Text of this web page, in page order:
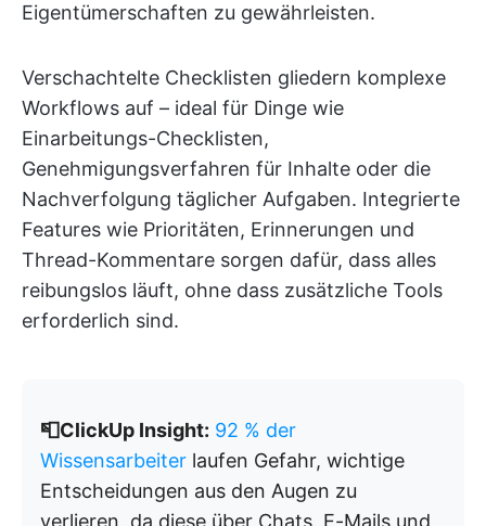
Eigentümerschaften zu gewährleisten.
Verschachtelte Checklisten gliedern komplexe
Workflows auf – ideal für Dinge wie
Einarbeitungs-Checklisten,
Genehmigungsverfahren für Inhalte oder die
Nachverfolgung täglicher Aufgaben. Integrierte
Features wie Prioritäten, Erinnerungen und
Thread-Kommentare sorgen dafür, dass alles
reibungslos läuft, ohne dass zusätzliche Tools
erforderlich sind.
📮ClickUp Insight: 92 % der
Wissensarbeiter laufen Gefahr, wichtige
Entscheidungen aus den Augen zu
verlieren, da diese über Chats, E-Mails und